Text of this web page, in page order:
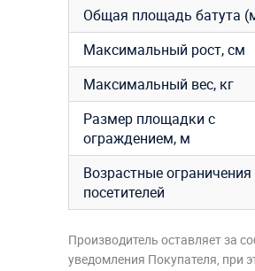
Общая площадь батута
Максимальный рост, см
Максимальный вес, кг
Размер площадки с
ограждением, м
Возрастные
посетителей
Производитель оставляет за
уведомления Покупателя, при